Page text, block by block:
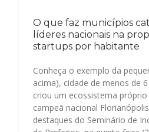
O que faz municípios
líderes nacionais na
startups por habitante
Conheça o exemplo da
acima), cidade de menos de
criou um ecossistema
campeã nacional
destaques do Seminário de